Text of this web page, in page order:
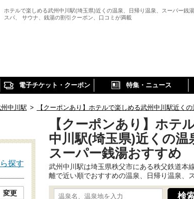
ホテルで楽しめる武州中川駅(埼玉県)近くの温泉、日帰り温泉、スーパー銭湯
スパ、 サウナ、銭湯の割引クーポン、口コミが満載
電子チケット・クーポン 特集・ニュース
中川駅 > 【クーポンあり】ホテルで楽しめる武州中川駅近く
【クーポンあり】ホテ
中川駅(埼玉県)近くの温
スーパー銭湯おすすめ
武州中川駅は埼玉県秩父市にある秩父鉄道本
離で近い順でおすすめの温泉、日帰り温泉、
探す
変更